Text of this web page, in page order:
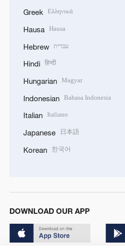
Greek Ελληνικά
Hausa Hausa
Hebrew עברית
Hindi हिन्दी
Hungarian Magyar
Indonesian Bahasa Indonesia
Italian Italiano
Japanese 日本語
Korean 한국어
DOWNLOAD OUR APP